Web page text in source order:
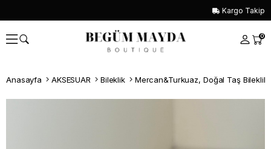
Kargo Takip
0
Anasayfa AKSESUAR Bileklik Mercan&Turkuaz, Doğal Taş Bileklik